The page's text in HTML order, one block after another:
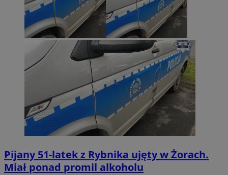
Pijany 51-latek z Rybnika ujęty w Żorach.
Miał ponad promil alkoholu